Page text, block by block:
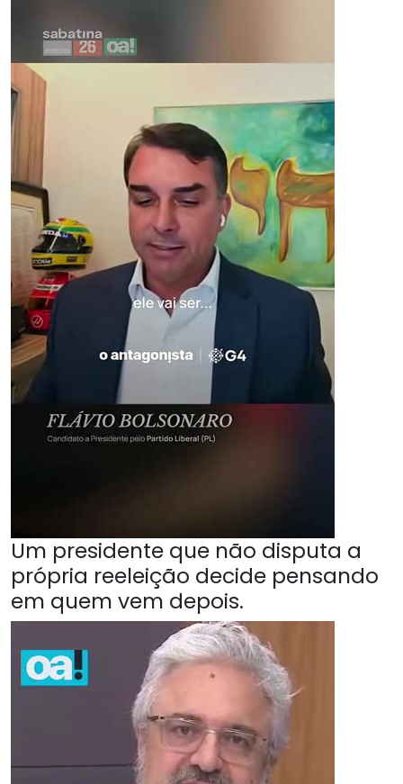
Um presidente que não disputa a
própria reeleição decide pensando
em quem vem depois.